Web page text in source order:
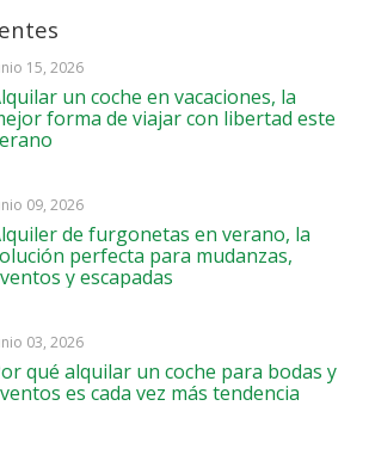
15, 2026
un coche en vacaciones, la
forma de viajar con libertad este
09, 2026
de furgonetas en verano, la
perfecta para mudanzas,
y escapadas
03, 2026
qué alquilar un coche para bodas y
es cada vez más tendencia